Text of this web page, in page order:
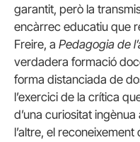
garantit, però la
encàrrec educatiu que
Freire, a Pedagogia de
verdadera formació
forma distanciada de
l’exercici de la crítica
d’una curiositat
l’altre, el